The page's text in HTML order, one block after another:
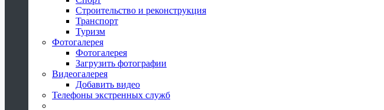
Строительство и реконструкция
Транспорт
Туризм
Фотогалерея
Фотогалерея
Загрузить фотографии
Видеогалерея
Добавить видео
Телефоны экстренных служб